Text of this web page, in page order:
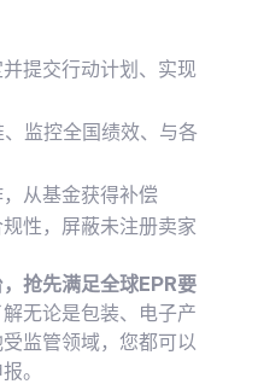
提交行动计划、实现
监控全国绩效、与各
从基金获得补偿
性，屏蔽未注册卖家
抢先满足全球EPR要
解无论是包装、电子产
监管领域，您都可以
。